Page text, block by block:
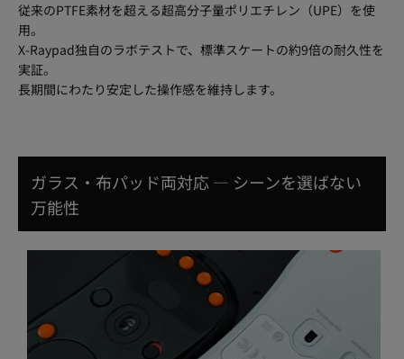
従来のPTFE素材を超える超高分子量ポリエチレン（UPE）を使
用。
X-Raypad独自のラボテストで、標準スケートの約9倍の耐久性を
実証。
長期間にわたり安定した操作感を維持します。
ガラス・布パッド両対応 ― シーンを選ばない
万能性